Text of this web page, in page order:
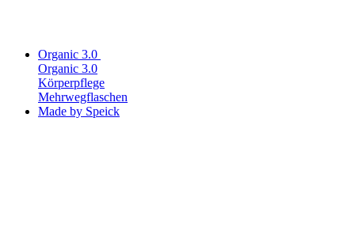
Organic 3.0
Organic 3.0
Körperpflege
Mehrwegflaschen
Made by Speick